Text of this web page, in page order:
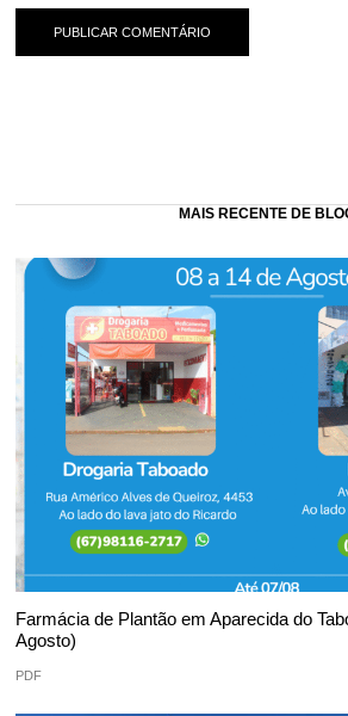
MAIS RECENTE DE
Farmácia de Plantão em Aparecida do
Agosto)
PDF